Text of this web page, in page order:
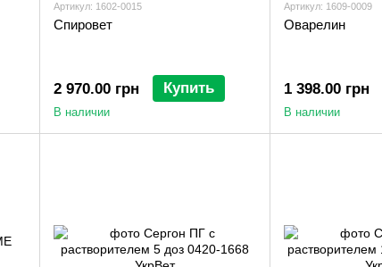
Артикул: 1602-0015
Спировет
2 970.00 грн Купить
В наличии
Артикул: 1609-0009
Оварелин
1 398.00 грн
В наличии